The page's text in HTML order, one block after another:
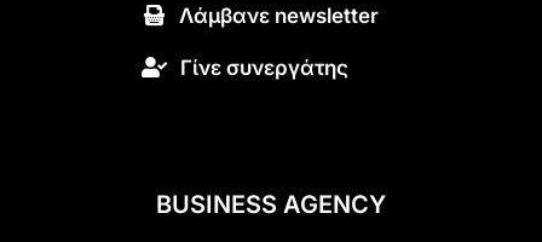
Λάμβανε newsletter
Γίνε συνεργάτης
BUSINESS AGENCY